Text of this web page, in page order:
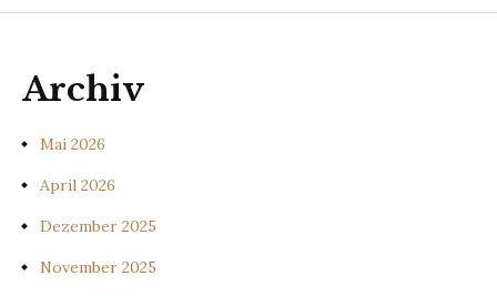
Archiv
Mai 2026
April 2026
Dezember 2025
November 2025